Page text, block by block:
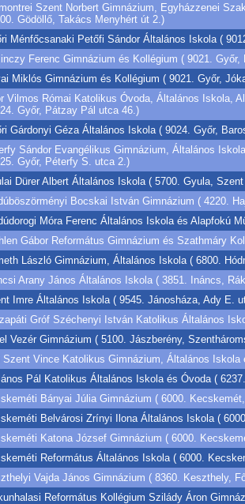
Szent Norbert Gimnázium, Egyházzenei
Gödöllő, Takács Menyhért út 2.)
Ménfőcsanaki Petőfi Sándor Általános Iskola (
Ferenc Gimnázium és Kollégium ( 9021. Győr,
Miklós Gimnázium és Kollégium ( 9021. Győr,
Vilmos Római Katolikus Óvoda, Általános Iskola,
Győr, Pátzay Pál utca 46.)
Gárdonyi Géza Általános Iskola ( 9024. Győr,
Sándor Evangélikus Gimnázium, Általános
Győr, Péterfy S. utca 2.)
Dürer Albert Általános Iskola ( 5700. Gyula,
Bocskai István Gimnázium ( 4220.
Móra Ferenc Általános Iskola és Alapfokú
Gábor Református Gimnázium és Szathmáry
László Gimnázium, Általános Iskola ( 6800.
Arany János Általános Iskola ( 3851. Ináncs,
Imre Általános Iskola ( 9545. Jánosháza, Ady E.
Gróf Széchenyi István Katolikus Általános
Vezér Gimnázium ( 5100. Jászberény,
Szent Vince Katolikus Gimnázium, Általános Iskola
Pál Katolikus Általános Iskola és Óvoda (
Bányai Júlia Gimnázium ( 6000.
Belvárosi Zrínyi Ilona Általános Iskola (
Katona József Gimnázium ( 6000.
Református Általános Iskola ( 6000.
Vajda János Gimnázium ( 8360. Keszthely,
Református Kollégium Szilády Áron